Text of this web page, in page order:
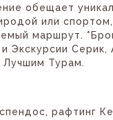
обещает
или
маршрут.
Экскурсии Серик,
Лучшим Турам.
рафтинг